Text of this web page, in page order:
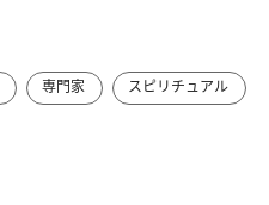
専門家
スピリチュアル